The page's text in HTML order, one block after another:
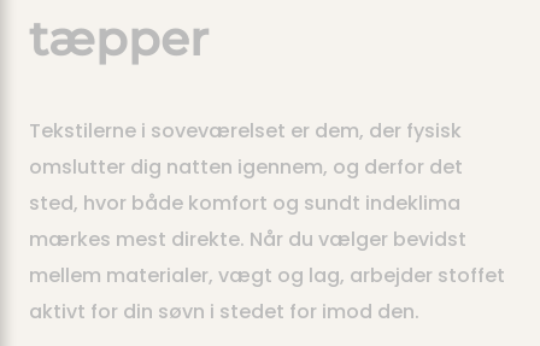
tæpper
Tekstilerne i soveværelset er dem, der fysisk
omslutter dig natten igennem, og derfor det
sted, hvor både komfort og sundt indeklima
mærkes mest direkte. Når du vælger bevidst
mellem materialer, vægt og lag, arbejder stoffet
aktivt for din søvn i stedet for imod den.